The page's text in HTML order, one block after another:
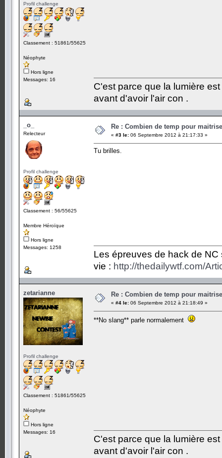
Profil challenge
Classement : 51861/55625
Néophyte
Hors ligne
Messages: 16
C'est parce que la lumière
avant d'avoir l'air con .
_o_
Relecteur
Profil challenge
Classement : 56/55625
Membre Héroïque
Hors ligne
Messages: 1258
Re : Combien de temp pour
« #3 le: 06 Septembre 2012 à 21:17:33 »
Tu brilles.
Les épreuves de hack de
vie : http://thedailywtf.com/
zetarianne
Profil challenge
Classement : 51861/55625
Néophyte
Hors ligne
Messages: 16
Re : Combien de temp pour
« #4 le: 06 Septembre 2012 à 21:18:49 »
**No slang** parle normalement
C'est parce que la lumière
avant d'avoir l'air con .